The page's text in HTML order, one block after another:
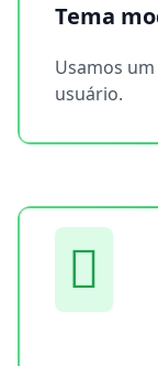
Tema
Usamos
usuário.